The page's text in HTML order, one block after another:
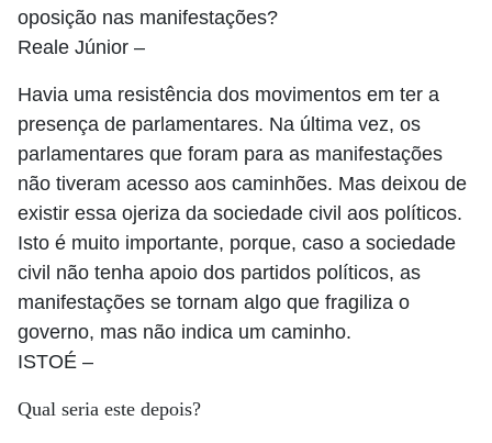
oposição nas manifestações?
Reale Júnior –
Havia uma resistência dos movimentos em ter a
presença de parlamentares. Na última vez, os
parlamentares que foram para as manifestações
não tiveram acesso aos caminhões. Mas deixou de
existir essa ojeriza da sociedade civil aos políticos.
Isto é muito importante, porque, caso a sociedade
civil não tenha apoio dos partidos políticos, as
manifestações se tornam algo que fragiliza o
governo, mas não indica um caminho.
ISTOÉ –
Qual seria este depois?